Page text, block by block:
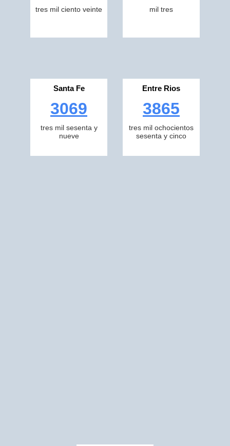
tres mil ciento veinte mil tres
Santa Fe
3069
tres mil sesenta y
nueve
Entre Rios
3865
tres mil ochocientos
sesenta y cinco